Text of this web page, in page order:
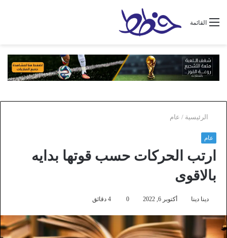
القائمة
الرئيسية / عام
عام
ارتب الحركات حسب قوتها بدايه
بالاقوى
دينا دينا أكتوبر 6, 2022 0